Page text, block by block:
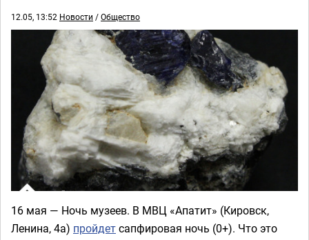
12.05, 13:52 Новости /Общество
16 мая — Ночь музеев. В МВЦ «Апатит» (Кировск,
Ленина, 4а) пройдетсапфировая ночь (0+). Что это